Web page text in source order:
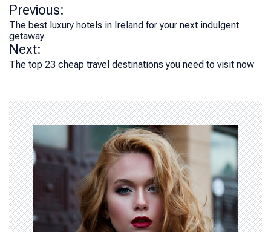
P
o
s
t
v
i
g
a
t
i
o
n
Previous:
The best luxury hotels in Ireland for your next indulgent
getaway
Next:
The top 23 cheap travel destinations you need to visit now